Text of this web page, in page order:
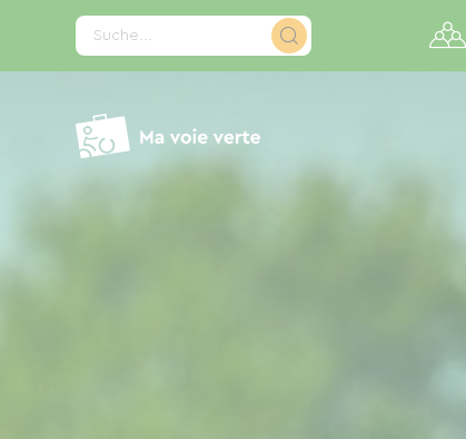
Suche...
Cookie-Einstellungen